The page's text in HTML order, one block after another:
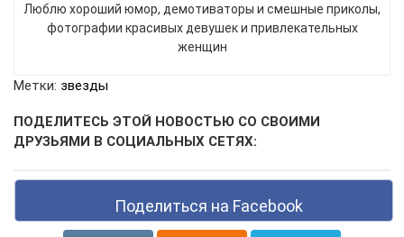
Люблю хороший юмор, демотиваторы и смешные приколы,
фотографии красивых девушек и привлекательных
женщин
Метки: звезды
ПОДЕЛИТЕСЬ ЭТОЙ НОВОСТЬЮ СО СВОИМИ
ДРУЗЬЯМИ В СОЦИАЛЬНЫХ СЕТЯХ:
Поделиться на Facebook